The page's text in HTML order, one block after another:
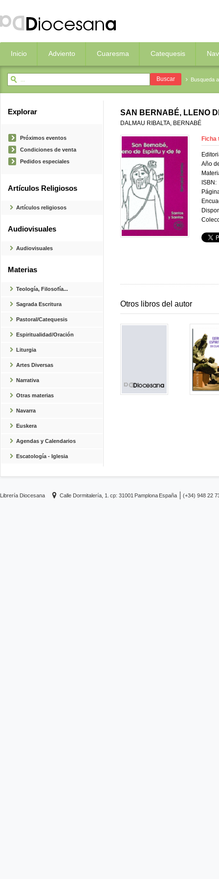
Inicio Adviento Cuaresma Catequesis
Busqueda
Explorar
Próximos eventos
Condiciones de venta
Pedidos especiales
Artículos Religiosos
Artículos religiosos
Audiovisuales
Audiovisuales
Materias
Teología, Filosofía...
Sagrada Escritura
Pastoral/Catequesis
Espiritualidad/Oración
Liturgia
Artes Diversas
Narrativa
Otras materias
Navarra
Euskera
Agendas y Calendarios
Escatología - Iglesia
SAN BERNABÉ, LLENO
DALMAU RIBALTA, BERNABÉ
Ficha
Año
ISBN:
Otros libros del autor
Librería Diocesana Calle Dormitalería, 1. cp: 31001 Pamplona España (+34) 948 22